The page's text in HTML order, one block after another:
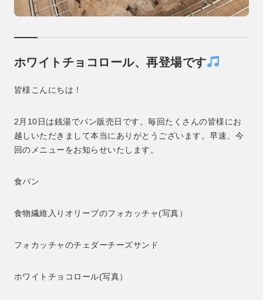
ホワイトチョコロール、再登場です
皆様こんにちは！
2月10日は銭湯でパン販売日です。毎回たくさんの皆様にお
越しいただきまして本当にありがとうございます。早速、今
回のメニューをお知らせいたします。
食パン
食物繊維入りオリーブのフォカッチャ(写真）
フォカッチャのチェダーチーズサンド
ホワイトチョコロール(写真）